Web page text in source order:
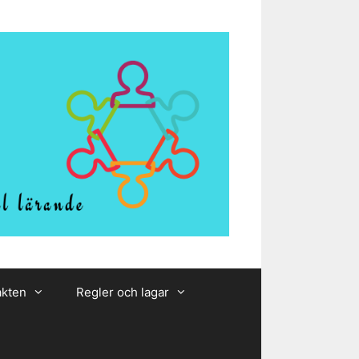
Regler och lagar